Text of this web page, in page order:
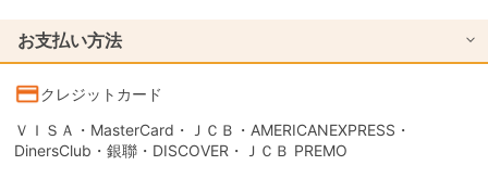
お支払い方法
クレジットカード
ＶＩＳＡ・MasterCard・ＪＣＢ・AMERICANEXPRESS・
DinersClub・銀聯・DISCOVER・ＪＣＢ PREMO